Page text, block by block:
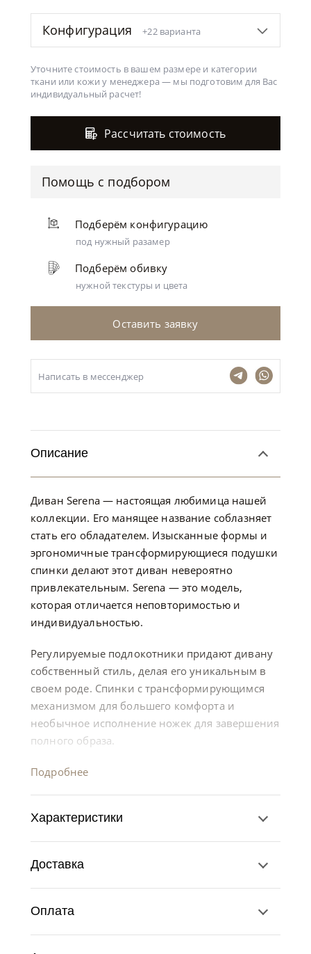
светло-серый
Букле, Рогожка, горчично-желтый
Конфигурация+22 варианта
Уточните стоимость в вашем размере и категории
ткани или кожи у менеджера — мы подготовим для Вас
индивидуальный расчет!
Рассчитать стоимость
Помощь с подбором
Подберём конфигурацию
под нужный разамер
Подберём обивку
нужной текстуры и цвета
Оставить заявку
Написать в мессенджер
Описание
Диван Serena — настоящая любимица нашей
коллекции. Его манящее название соблазняет
стать его обладателем. Изысканные формы и
эргономичные трансформирующиеся подушки
спинки делают этот диван невероятно
привлекательным. Serena — это модель,
которая отличается неповторимостью и
индивидуальностью.
Регулируемые подлокотники придают дивану
собственный стиль, делая его уникальным в
своем роде. Спинки с трансформирующимся
механизмом для большего комфорта и
необычное исполнение ножек для завершения
полного образа.
Подробнее
Характеристики
Доставка
Оплата